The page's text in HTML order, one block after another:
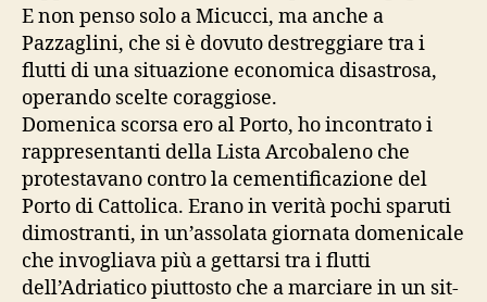
E non penso solo a Micucci, ma anche a
Pazzaglini, che si è dovuto destreggiare tra i
flutti di una situazione economica disastrosa,
operando scelte coraggiose.
Domenica scorsa ero al Porto, ho incontrato i
rappresentanti della Lista Arcobaleno che
protestavano contro la cementificazione del
Porto di Cattolica. Erano in verità pochi sparuti
dimostranti, in un’assolata giornata domenicale
che invogliava più a gettarsi tra i flutti
dell’Adriatico piuttosto che a marciare in un sit-